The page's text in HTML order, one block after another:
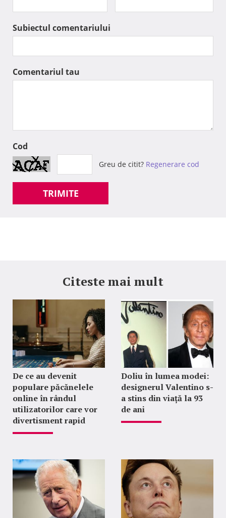
Subiectul comentariului
Comentariul tau
Cod
Greu de citit? Regenerare cod
TRIMITE
Citeste mai mult
De ce au devenit
populare păcănelele
online în rândul
utilizatorilor care vor
divertisment rapid
Doliu în lumea modei:
designerul Valentino s-
a stins din viață la 93
de ani